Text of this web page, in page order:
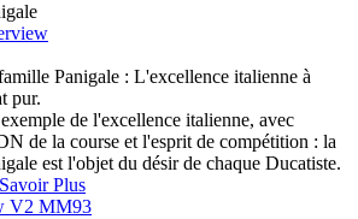
Panigale : L'excellence italienne à
pur.
de l'excellence italienne, avec
de la course et l'esprit de compétition : la
est l'objet du désir de chaque Ducatiste.
Plus
V2 MM93